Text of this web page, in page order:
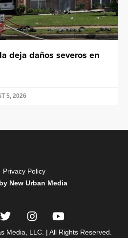
deja daños severos en
5, 2026
Privacy Policy
New Urban Media
Media, LLC. | All Rights Reserved.